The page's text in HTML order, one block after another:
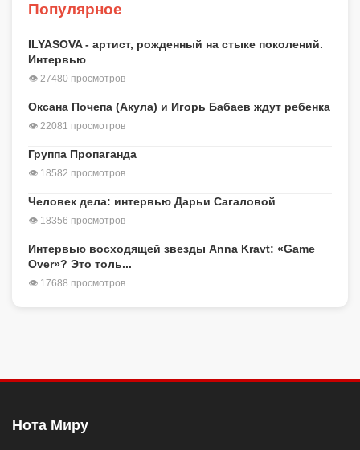
Популярное
ILYASOVA - артист, рожденный на стыке поколений.
Интервью
👁 27480 просмотров
Оксана Почепа (Акула) и Игорь Бабаев ждут ребенка
👁 22081 просмотров
Группа Пропаганда
👁 18582 просмотров
Человек дела: интервью Дарьи Сагаловой
👁 18356 просмотров
Интервью восходящей звезды Anna Kravt: «Game
Over»? Это толь...
👁 17688 просмотров
Нота Миру